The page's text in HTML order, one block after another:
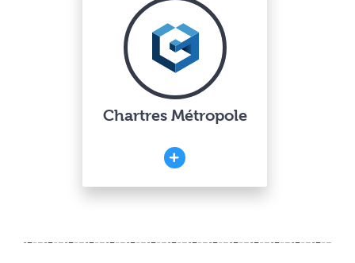
Chartres Métropole